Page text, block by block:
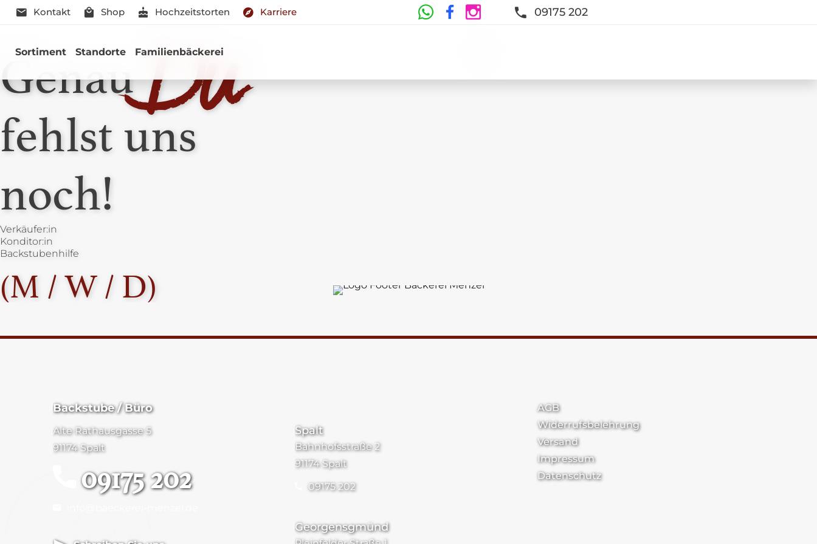
Kontakt Shop Hochzeitstorten Karriere 09175 202
Sortiment Standorte Familienbäckerei
GenauDu
fehlst uns
noch!
Verkäufer:in
Konditor:in
Backstubenhilfe
(M / W / D)
Backstube / Büro
Alte Rathausgasse 5
91174 Spalt
09175 202
Spalt
Bahnhofsstraße 2
91174 Spalt
09175 202
Georgensgmünd
AGB
Widerrufsbelehrung
Versand
Impressum
Datenschutz